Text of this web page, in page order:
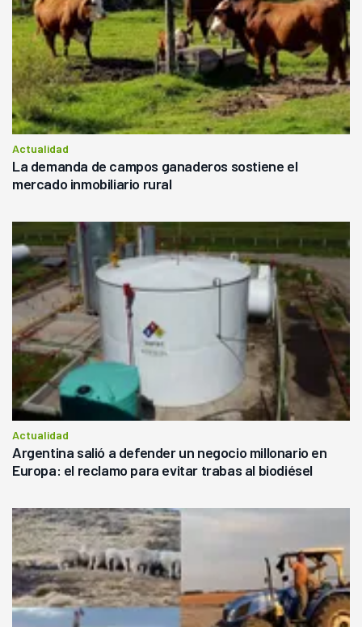
Actualidad
La demanda de campos ganaderos sostiene el
mercado inmobiliario rural
Actualidad
Argentina salió a defender un negocio millonario en
Europa: el reclamo para evitar trabas al biodiésel